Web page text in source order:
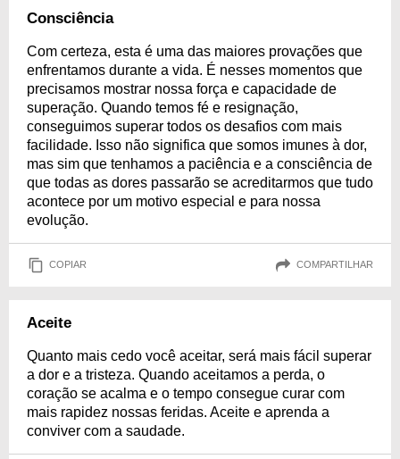
Consciência
Com certeza, esta é uma das maiores provações que
enfrentamos durante a vida. É nesses momentos que
precisamos mostrar nossa força e capacidade de
superação. Quando temos fé e resignação,
conseguimos superar todos os desafios com mais
facilidade. Isso não significa que somos imunes à dor,
mas sim que tenhamos a paciência e a consciência de
que todas as dores passarão se acreditarmos que tudo
acontece por um motivo especial e para nossa
evolução.
COPIAR COMPARTILHAR
Aceite
Quanto mais cedo você aceitar, será mais fácil superar
a dor e a tristeza. Quando aceitamos a perda, o
coração se acalma e o tempo consegue curar com
mais rapidez nossas feridas. Aceite e aprenda a
conviver com a saudade.